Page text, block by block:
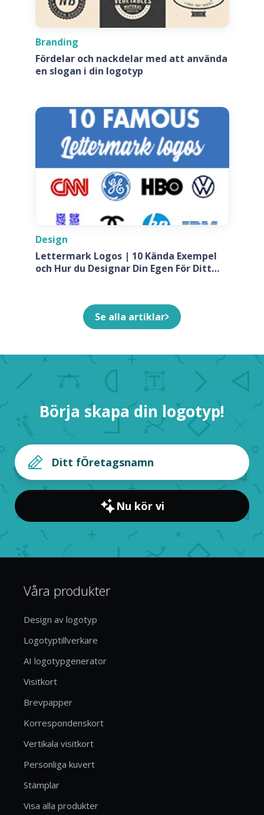
Branding
Fördelar och nackdelar med att använda
en slogan i din logotyp
Design
Lettermark Logos | 10 Kända Exempel
och Hur du Designar Din Egen För Ditt
Se alla artiklar
Börja skapa din logotyp!
Nu kör vi
Våra produkter
Design av logotyp
Logotyptillverkare
AI logotypgenerator
Visitkort
Brevpapper
Korrespondenskort
Vertikala visitkort
Personliga kuvert
Stämplar
Visa alla produkter